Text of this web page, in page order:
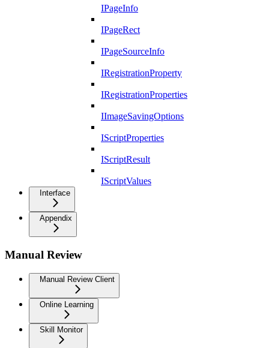
IPageInfo
IPageRect
IPageSourceInfo
IRegistrationProperty
IRegistrationProperties
IImageSavingOptions
IScriptProperties
IScriptResult
IScriptValues
Interface
Appendix
Manual Review
Manual Review Client
Online Learning
Skill Monitor